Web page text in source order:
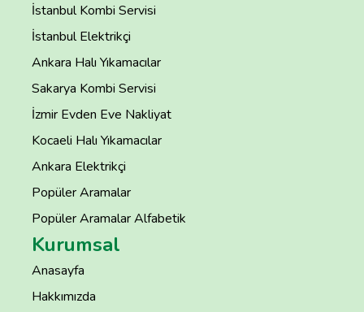
İstanbul Kombi Servisi
İstanbul Elektrikçi
Ankara Halı Yıkamacılar
Sakarya Kombi Servisi
İzmir Evden Eve Nakliyat
Kocaeli Halı Yıkamacılar
Ankara Elektrikçi
Popüler Aramalar
Popüler Aramalar Alfabetik
Kurumsal
Anasayfa
Hakkımızda